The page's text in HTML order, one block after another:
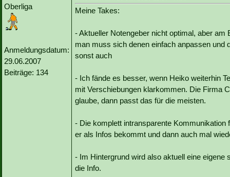
Oberliga
Anmeldungsdatum:
29.06.2007
Beiträge: 134
Meine Takes:
- Aktueller Notengeber nicht optimal, aber am
man muss sich denen einfach anpassen und
sonst auch
- Ich fände es besser, wenn Heiko weiterhin
mit Verschiebungen klarkommen. Die Firma
glaube, dann passt das für die meisten.
- Die komplett intransparente
er als Infos bekommt und dann auch mal
- Im Hintergrund wird also aktuell eine
die Info.